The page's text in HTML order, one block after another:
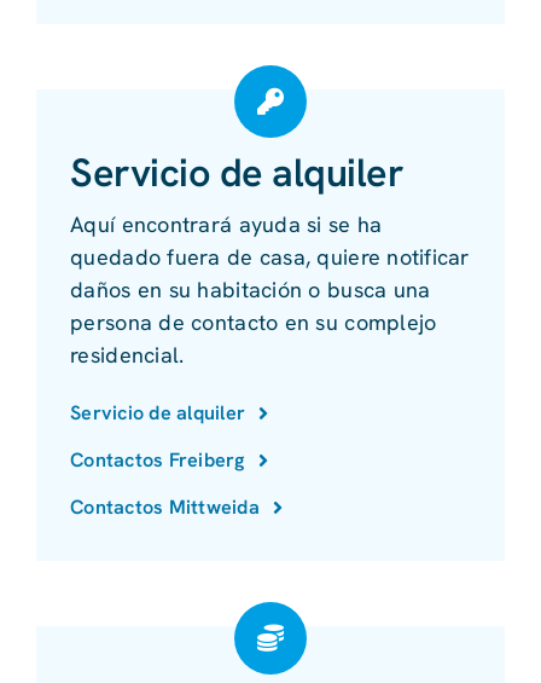
Servicio de alquiler
Aquí encontrará ayuda si se ha
quedado fuera de casa, quiere notificar
daños en su habitación o busca una
persona de contacto en su complejo
residencial.
Servicio de alquiler
Contactos Freiberg
Contactos Mittweida